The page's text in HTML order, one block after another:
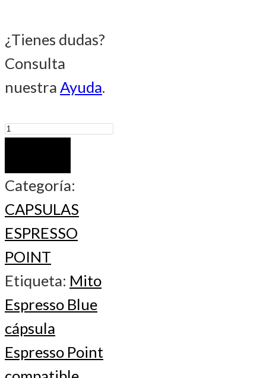
¿Tienes dudas?
Consulta
nuestra Ayuda.
Blue
Categoría:
CAPSULAS
ESPRESSO
POINT
Etiqueta: Mito
Espresso Blue
cápsula
Espresso Point